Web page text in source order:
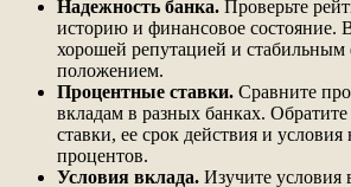
Надежность банка. Проверьте
историю и финансовое состояние.
хорошей репутацией и
положением.
Процентные ставки. Сравните
вкладам в разных банках.
ставки, ее срок действия и условия
процентов.
Условия вклада. Изучите условия